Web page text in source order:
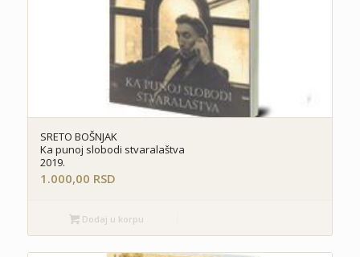
SRETO BOŠNJAK
Ka punoj slobodi stvaralaštva
2019.
1.000,00 RSD
Dodaj u korpu